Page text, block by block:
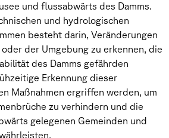
und flussabwärts des Damms.
und hydrologischen
besteht darin, Veränderungen
der Umgebung zu erkennen, die
des Damms gefährden
Erkennung dieser
Maßnahmen ergriffen werden, um
zu verhindern und die
gelegenen Gemeinden und